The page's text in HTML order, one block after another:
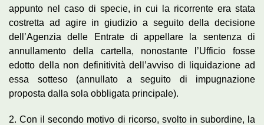
appunto nel caso di specie, in cui la ricorrente era stata
costretta ad agire in giudizio a seguito della decisione
dell’Agenzia delle Entrate di appellare la sentenza di
annullamento della cartella, nonostante l’Ufficio fosse
edotto della non definitività dell’avviso di liquidazione ad
essa sotteso (annullato a seguito di impugnazione
proposta dalla sola obbligata principale).
2. Con il secondo motivo di ricorso, svolto in subordine, la